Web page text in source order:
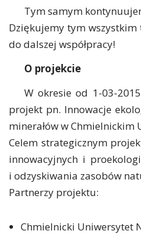
Tym samym
Dziękujemy tym
do dalszej współpracy!
O projekcie
W okresie od 1-03-
projekt pn. Innowacje
minerałów w Chmielnickim
Celem strategicznym
innowacyjnych i
i odzyskiwania zasobów
Partnerzy projektu:
Chmielnicki Uniwersytet